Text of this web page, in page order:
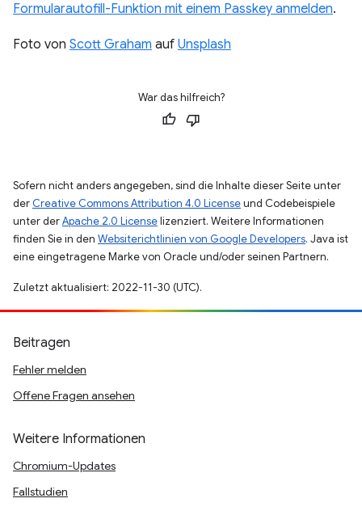
Formularautofill-Funktion mit einem Passkey anmelden.
Foto von Scott Graham auf Unsplash
War das hilfreich?
Sofern nicht anders angegeben, sind die Inhalte dieser Seite unter
der Creative Commons Attribution 4.0 Licenseund Codebeispiele
unter derApache 2.0 Licenselizenziert. Weitere Informationen
finden Sie in den Websiterichtlinien von Google Developers. Java ist
eine eingetragene Marke von Oracle und/oder seinen Partnern.
Zuletzt aktualisiert: 2022-11-30 (UTC).
Beitragen
Fehler melden
Offene Fragen ansehen
Weitere Informationen
Chromium-Updates
Fallstudien